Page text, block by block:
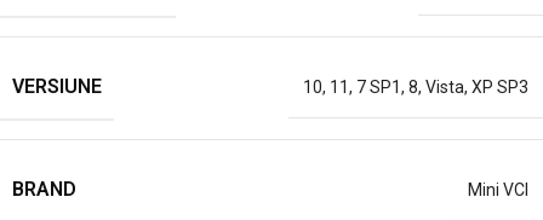
VERSIUNE 10, 11, 7 SP1, 8, Vista, XP SP3
BRAND Mini VCI